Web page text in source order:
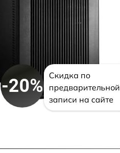
-20%
Скидка по
предварительной
записи на сайте